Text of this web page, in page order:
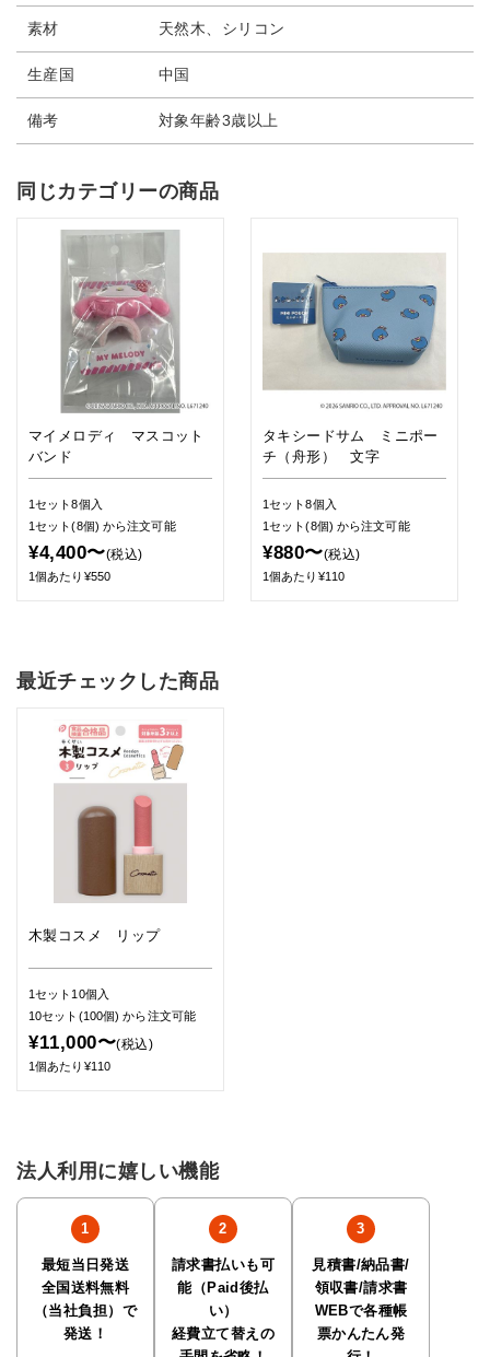
素材 天然木、シリコン
生産国 中国
備考 対象年齢3歳以上
同じカテゴリーの商品
マイメロディ マスコット
バンド
1セット8個入
1セット(8個) から注文可能
¥4,400〜(税込)
1個あたり¥550
タキシードサム ミニポー
チ（舟形） 文字
1セット8個入
1セット(8個) から注文可能
¥880〜(税込)
1個あたり¥110
最近チェックした商品
木製コスメ リップ
1セット10個入
10セット(100個)から注文可能
¥11,000〜(税込)
1個あたり¥110
法人利用に嬉しい機能
最短当日発送
全国送料無料
（当社負担）で
発送！
請求書払いも可
能（Paid後払
い）
経費立て替えの
見積書/納品書/
領収書/請求書
WEBで各種帳
票かんたん発